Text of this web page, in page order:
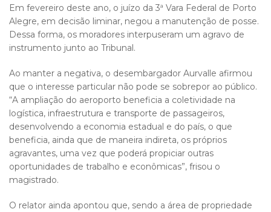
Em fevereiro deste ano, o juízo da 3ª Vara Federal de Porto
Alegre, em decisão liminar, negou a manutenção de posse.
Dessa forma, os moradores interpuseram um agravo de
instrumento junto ao Tribunal.
Ao manter a negativa, o desembargador Aurvalle afirmou
que o interesse particular não pode se sobrepor ao público.
“A ampliação do aeroporto beneficia a coletividade na
logística, infraestrutura e transporte de passageiros,
desenvolvendo a economia estadual e do país, o que
beneficia, ainda que de maneira indireta, os próprios
agravantes, uma vez que poderá propiciar outras
oportunidades de trabalho e econômicas”, frisou o
magistrado.
O relator ainda apontou que, sendo a área de propriedade